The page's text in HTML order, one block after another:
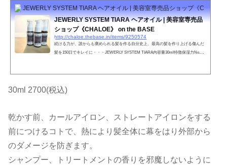
JEWERLY SYSTEM TIARA ヘアオイル | 美容室専売品ショップ《
JEWERLY SYSTEM TIARA ヘアオイル | 美容室専売品
ショップ《CHALOE》 on the BASE
http://chaloe.thebase.in/items/9250574
続ける力が、誰からも褒められる髪を作る自分史上、最高の髪を作り上げる傷んだ
髪を150日でキレイに・・・JEWERLY SYSTEM TIARA内容量30ml特徴保湿力No.1
極端な高音や低温を避け、乳幼児の手の届かない所に保管してください。●天然成
分配合のため、保存状態により香調の変化、変色、濁り又は固形物...
30ml 2700(税込)
乾かす前、カールアイロン、ストレートアイロンをする
前につけるコトで、熱により髪全体に幕をはり外部から
のダメージを防ぎます。
シャンプー、トリートメントの香りを邪魔しないように